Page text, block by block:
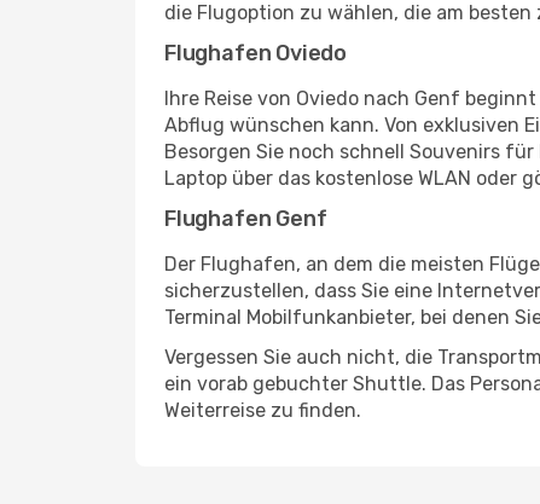
die Flugoption zu wählen, die am besten
Flughafen Oviedo
Ihre Reise von Oviedo nach Genf
Abflug wünschen kann. Von exklusiven
Besorgen Sie noch schnell Souvenirs
Laptop über das kostenlose WLAN oder
Flughafen Genf
Der Flughafen, an dem die meisten
sicherzustellen, dass Sie eine
Terminal Mobilfunkanbieter, bei denen
Vergessen Sie auch nicht, die
ein vorab gebuchter Shuttle. Das
Weiterreise zu finden.